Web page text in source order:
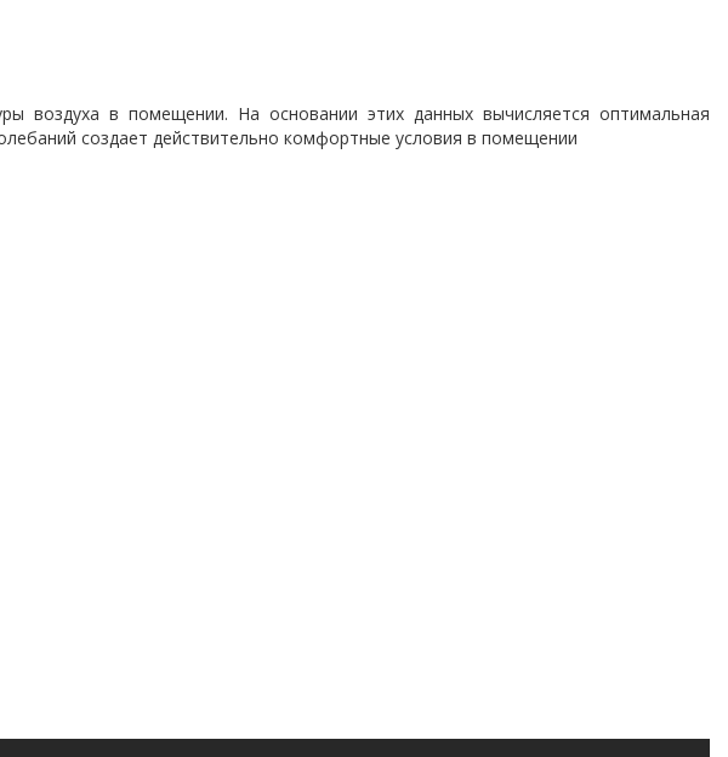
воздуха в помещении. На основании этих данных вычисляется оптимальная
создает действительно комфортные условия в помещении